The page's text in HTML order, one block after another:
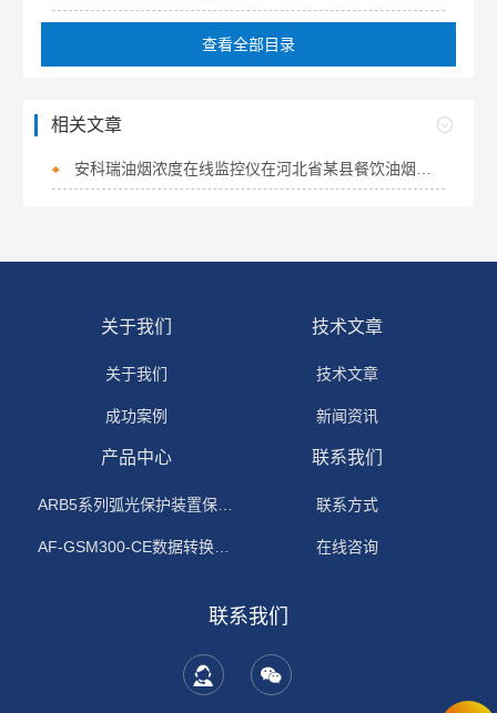
查看全部目录
相关文章
关于我们
关于我们
成功案例
技术文章
技术文章
新闻资讯
产品中心
ARB5系列弧光保护装置保护功能原理
AF-GSM300-CE数据转换模块
联系我们
联系方式
在线咨询
联系我们